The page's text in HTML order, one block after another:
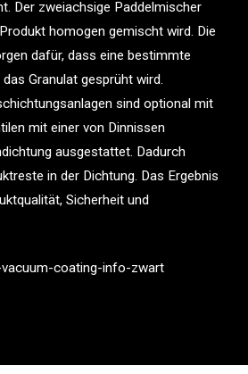
Der zweiachsige Paddelmischer
homogen gemischt wird. Die
dafür, dass eine bestimmte
Granulat gesprüht wird.
sind optional mit
mit einer von Dinnissen
ausgestattet. Dadurch
in der Dichtung. Das Ergebnis
Sicherheit und